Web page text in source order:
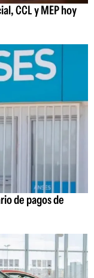
CCL y MEP hoy
de pagos de